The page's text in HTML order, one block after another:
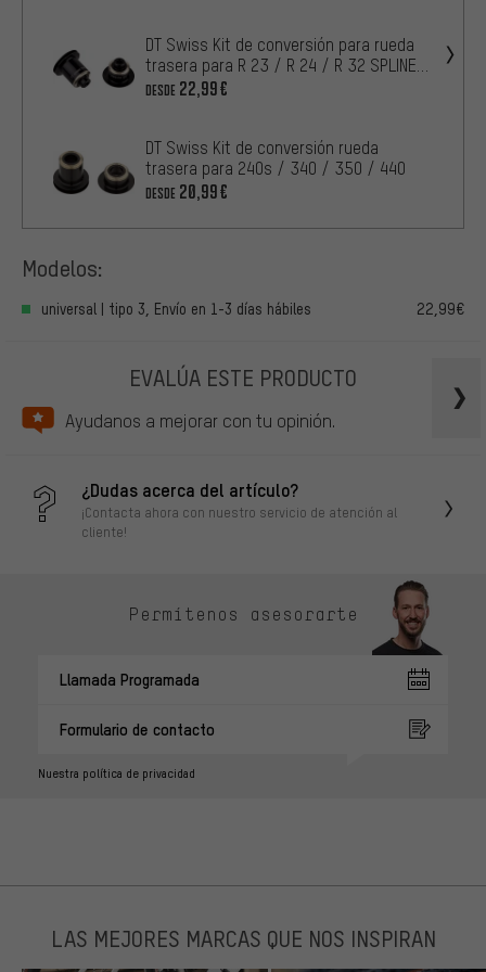
DT Swiss Kit de conversión para rueda
trasera para R 23 / R 24 / R 32 SPLINE
DB / 350 / 240s
DESDE 22,99€
DT Swiss Kit de conversión rueda
trasera para 240s / 340 / 350 / 440
DESDE 20,99€
Modelos:
universal | tipo 3, Envío en 1-3 días hábiles 22,99€
EVALÚA ESTE PRODUCTO
Ayudanos a mejorar con tu opinión.
¿Dudas acerca del artículo?
¡Contacta ahora con nuestro servicio de atención al
cliente!
Permítenos asesorarte
Llamada Programada
Formulario de contacto
Nuestra política de privacidad
LAS MEJORES MARCAS QUE NOS INSPIRAN